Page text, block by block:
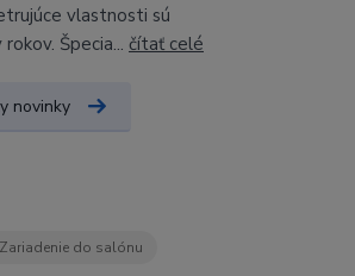
vlastnosti sú
Špecia... čítať celé
novinky
Zariadenie do salónu